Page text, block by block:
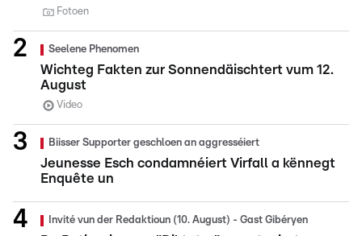
Fotoen
Seelene Phenomen
Wichteg Fakten zur Sonnendäischtert vum 12.
August
Video
Biisser Supporter geschloen an aggresséiert
Jeunesse Esch condamnéiert Virfall a kënnegt
Enquête un
Invité vun der Redaktioun (10. August) - Gast Gibéryen